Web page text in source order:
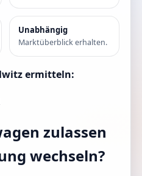
Unabhängig
Marktüberblick erhalten.
ermitteln:
zulassen
wechseln?